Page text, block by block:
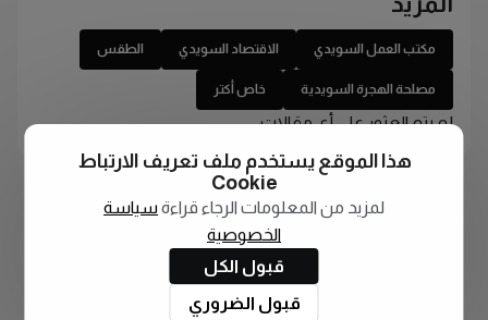
مكتب العمل السويدي الاقتصاد السويدي الطقس
مصلحة الهجرة السويدية خاص أكتر
لم يتم العثور على أي مقالات
هذا الموقع يستخدم ملف تعريف الارتباط
Cookie
لمزيد من المعلومات الرجاء قراءة سياسة
الخصوصية
قبول الكل
قبول الضروري